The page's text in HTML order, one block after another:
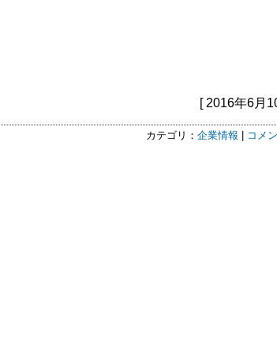
[ 2016年6月
カテゴリ： 企業情報 コメ